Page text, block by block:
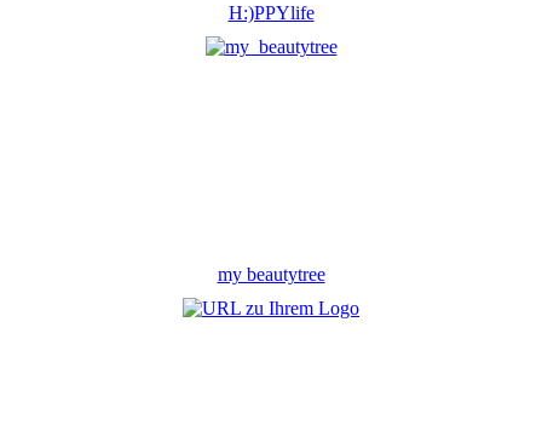
H:)PPYlife
my beautytree